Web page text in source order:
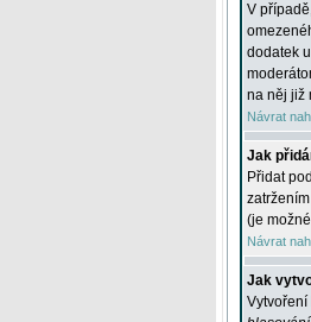
V
dodatek
na něj již
Návrat
Jak
Přidat
(je
Návrat
Jak